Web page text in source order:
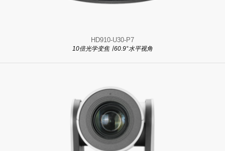
HD910-U30-P7
10倍光学变焦 ∣ 60.9°水平视角